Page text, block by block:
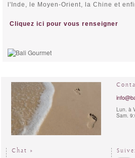
l'Inde, le Moyen-Orient, la Chine et
Cliquez ici pour vous renseigner
Lun. à
Sam.
Chat »